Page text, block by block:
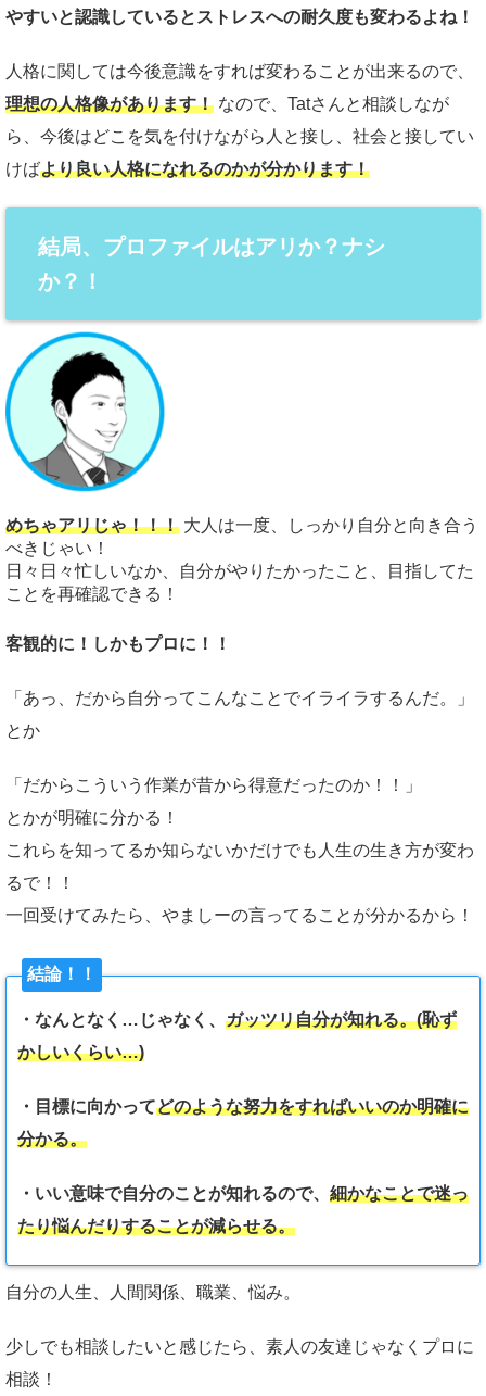
やすいと認識しているとストレスへの耐久度も変わるよね！
人格に関しては今後意識をすれば変わることが出来るので、
理想の人格像があります！ なので、Tatさんと相談しなが
ら、今後はどこを気を付けながら人と接し、社会と接してい
けばより良い人格になれるのかが分かります！
結局、プロファイルはアリか？ナシ
か？！
めちゃアリじゃ！！！ 大人は一度、しっかり自分と向き合う
べきじゃい！
日々日々忙しいなか、自分がやりたかったこと、目指してた
ことを再確認できる！
客観的に！しかもプロに！！
「あっ、だから自分ってこんなことでイライラするんだ。」
とか
「だからこういう作業が昔から得意だったのか！！」
とかが明確に分かる！
これらを知ってるか知らないかだけでも人生の生き方が変わ
るで！！
一回受けてみたら、やましーの言ってることが分かるから！
結論！！
・なんとなく…じゃなく、 ガッツリ自分が知れる。(恥ず
かしいくらい…)
・目標に向かってどのような努力をすればいいのか明確に
分かる。
・いい意味で自分のことが知れるので、 細かなことで迷っ
たり悩んだりすることが減らせる。
自分の人生、人間関係、職業、悩み。
少しでも相談したいと感じたら、素人の友達じゃなくプロに
相談！